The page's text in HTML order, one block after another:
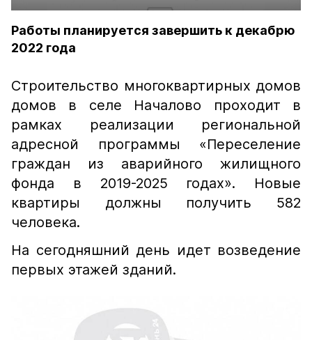
Работы планируется завершить к декабрю
2022 года
Строительство многоквартирных домов
домов в селе Началово проходит в
рамках реализации региональной
адресной программы «Переселение
граждан из аварийного жилищного
фонда в 2019-2025 годах». Новые
квартиры должны получить 582
человека.
На сегодняшний день идет возведение
первых этажей зданий.